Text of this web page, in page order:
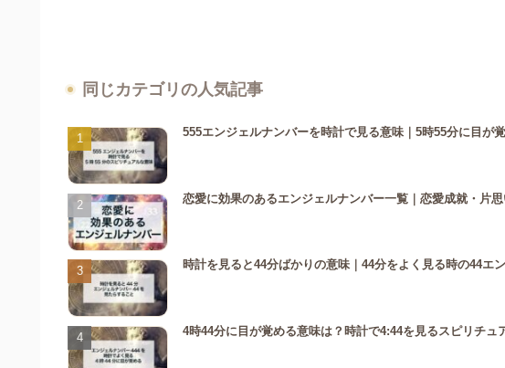
同じカテゴリの人気記事
555エンジェルナンバーを時計で見る意味｜5時55分に目が
恋愛に効果のあるエンジェルナンバー一覧｜恋愛成就・片
時計を見ると44分ばかりの意味｜44分をよく見る時の44エ
4時44分に目が覚める意味は？時計で4:44を見るスピリチ